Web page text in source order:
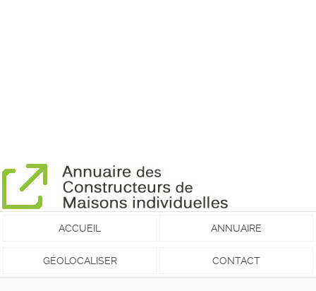
ACCUEIL ANNUAIRE
GÉOLOCALISER CONTACT